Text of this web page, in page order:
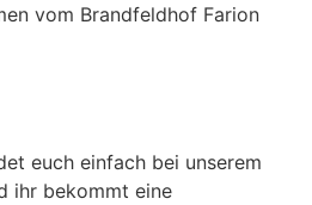
vom Brandfeldhof Farion
euch einfach bei unserem
ihr bekommt eine